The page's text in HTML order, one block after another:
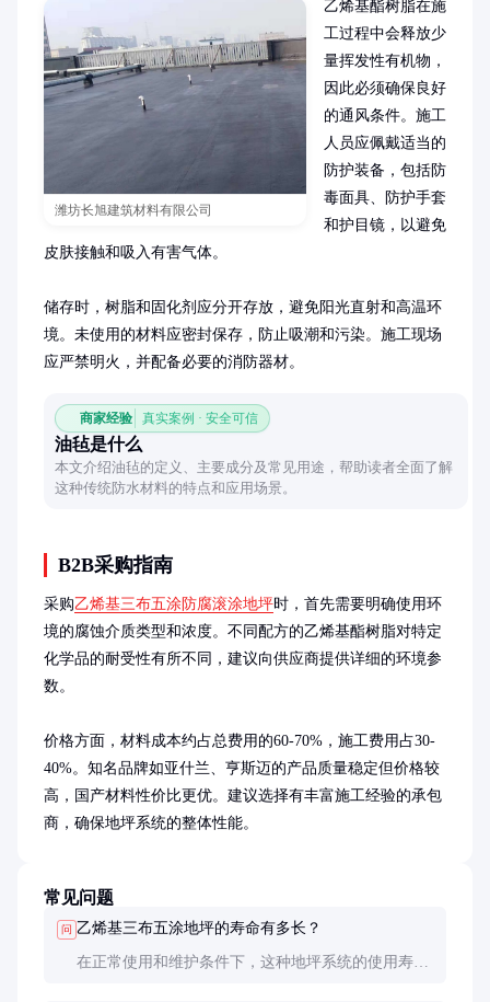
潍坊长旭建筑材料有限公司
乙烯基酯树脂在施
工过程中会释放少
量挥发性有机物，
因此必须确保良好
的通风条件。施工
人员应佩戴适当的
防护装备，包括防
毒面具、防护手套
和护目镜，以避免
皮肤接触和吸入有害气体。
储存时，树脂和固化剂应分开存放，避免阳光直射和高温环
境。未使用的材料应密封保存，防止吸潮和污染。施工现场
应严禁明火，并配备必要的消防器材。
商家经验 真实案例 · 安全可信
油毡是什么
本文介绍油毡的定义、主要成分及常见用途，帮助读者全面了解
这种传统防水材料的特点和应用场景。
B2B采购指南
采购乙烯基三布五涂防腐滚涂地坪时，首先需要明确使用环
境的腐蚀介质类型和浓度。不同配方的乙烯基酯树脂对特定
化学品的耐受性有所不同，建议向供应商提供详细的环境参
数。
价格方面，材料成本约占总费用的60-70%，施工费用占30-
40%。知名品牌如亚什兰、亨斯迈的产品质量稳定但价格较
高，国产材料性价比更优。建议选择有丰富施工经验的承包
商，确保地坪系统的整体性能。
常见问题
问 乙烯基三布五涂地坪的寿命有多长？
在正常使用和维护条件下，这种地坪系统的使用寿命